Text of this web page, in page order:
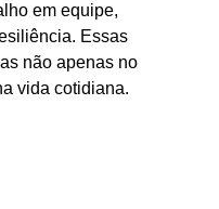
em equipe,
Essas
não apenas no
vida cotidiana.